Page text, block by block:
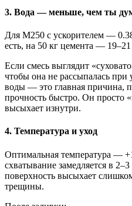
3. Вода — меньше, чем ты
Для М250 с ускорителем —
есть, на 50 кг цемента —
Если смесь выглядит
чтобы она не рассыпалась
воды — это главная причина,
прочность быстро. Он просто
высыхает изнутри.
4. Температура и уход
Оптимальная температура —
схватывание замедляется в
поверхность высыхает
трещины.